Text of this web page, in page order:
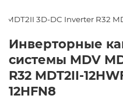
3D-DC Inverter R32
Инверторные
системы MDV
R32 MDT2II-
12HFN8